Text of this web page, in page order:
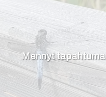
Mennyt tapahtuma